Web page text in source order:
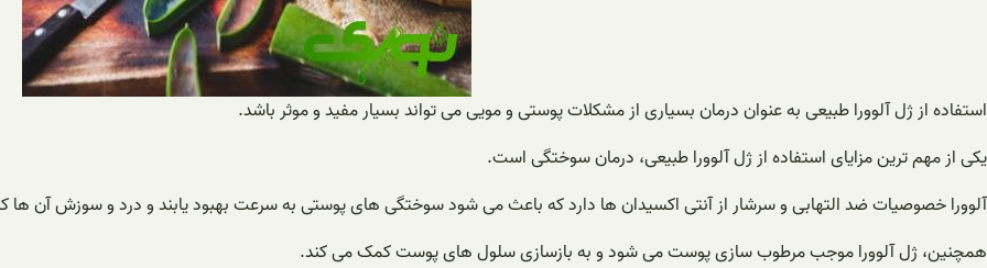
استفاده از ژل آلوورا طبیعی به عنوان درمان بسیاری از مشکلات پوستی و مویی می تواند بسیار مفید و موثر باشد.
یکی از مهم ترین مزایای استفاده از ژل آلوورا طبیعی، درمان سوختگی است.
آلوورا خصوصیات ضد التهابی و سرشار از آنتی اکسیدان ها دارد که باعث می شود سوختگی های پوستی به سرعت بهبود یابند و درد و سوزش آن ها
همچنین، ژل آلوورا موجب مرطوب سازی پوست می شود و به بازسازی سلول های پوست کمک می کند.